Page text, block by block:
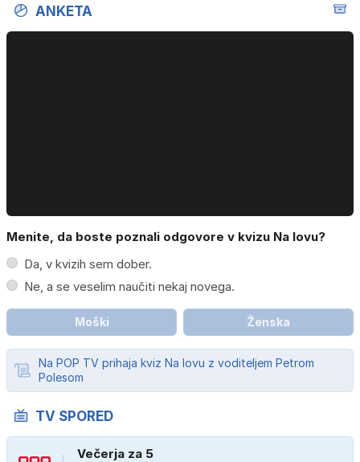
ANKETA
Menite, da boste poznali odgovore v kvizu Na lovu?
Da, v kvizih sem dober.
Ne, a se veselim naučiti nekaj novega.
Moški Ženska
Na POP TV prihaja kviz Na lovu z voditeljem Petrom
Polesom
TV SPORED
Večerja za 5